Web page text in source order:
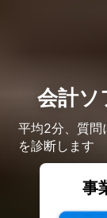
会計ソ
平均2分、質問
を診断します
事